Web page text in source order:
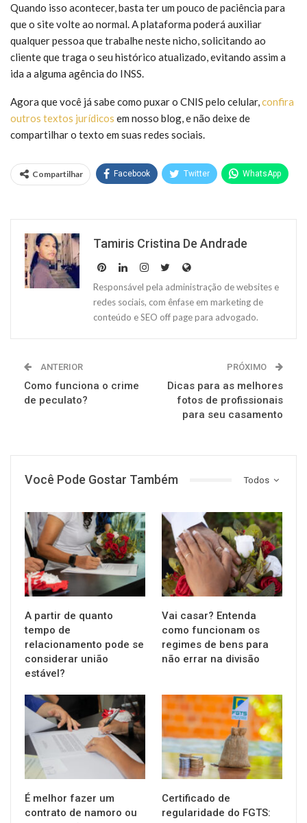
Quando isso acontecer, basta ter um pouco de paciência para
que o site volte ao normal. A plataforma poderá auxiliar
qualquer pessoa que trabalhe neste nicho, solicitando ao
cliente que traga o seu histórico atualizado, evitando assim a
ida a alguma agência do INSS.
Agora que você já sabe como puxar o CNIS pelo celular,confira
outros textos jurídicos em nosso blog, e não deixe de
compartilhar o texto em suas redes sociais.
Compartilhar Facebook Twitter WhatsApp
Tamiris Cristina De Andrade
Responsável pela administração de websites e
redes sociais, com ênfase em marketing de
conteúdo e SEO off page para advogado.
ANTERIOR
Como funciona o crime
de peculato?
PRÓXIMO
Dicas para as melhores
fotos de profissionais
para seu casamento
Todos
Você Pode Gostar Também
DIREITOS
A partir de quanto
tempo de
relacionamento pode se
considerar união
estável?
DIREITOS
Vai casar? Entenda
como funcionam os
regimes de bens para
não errar na divisão
DIREITOS
É melhor fazer um
contrato de namoro ou
NOTÍCIAS
Certificado de
regularidade do FGTS: